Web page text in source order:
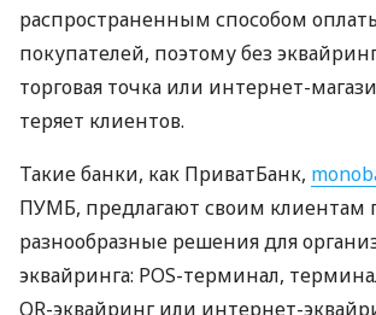
распространенным способом
покупателей, поэтому без
торговая точка или интернет-
теряет клиентов.
Такие банки, как ПриватБанк,
ПУМБ, предлагают своим клиентам
разнообразные решения для
эквайринга: POS-терминал,
QR-эквайринг или интернет-